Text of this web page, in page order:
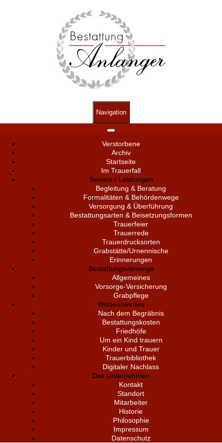
Navigation
Verstorbene
Archiv
Startseite
Im Trauerfall
Service / Leistungen
Begleitung & Beratung
Formalitäten & Behördenwege
Versorgung & Überführung
Bestattungsarten & Beisetzungsformen
Trauerfeier
Trauerrede
Trauerdrucksorten
Grabstätte/Urnennische
Erinnerungen
Bestattungsvorsorge
Allgemeines
Vorsorge-Versicherung
Grabpflege
Wissenswertes
Nach dem Begräbnis
Bestattungskosten
Friedhöfe
Um ein Kind trauern
Kinder und Trauer
Trauerbibliothek
Digitaler Nachlass
Das Unternehmen
Kontakt
Standort
Mitarbeiter
Historie
Philosophie
Impressum
Datenschutz